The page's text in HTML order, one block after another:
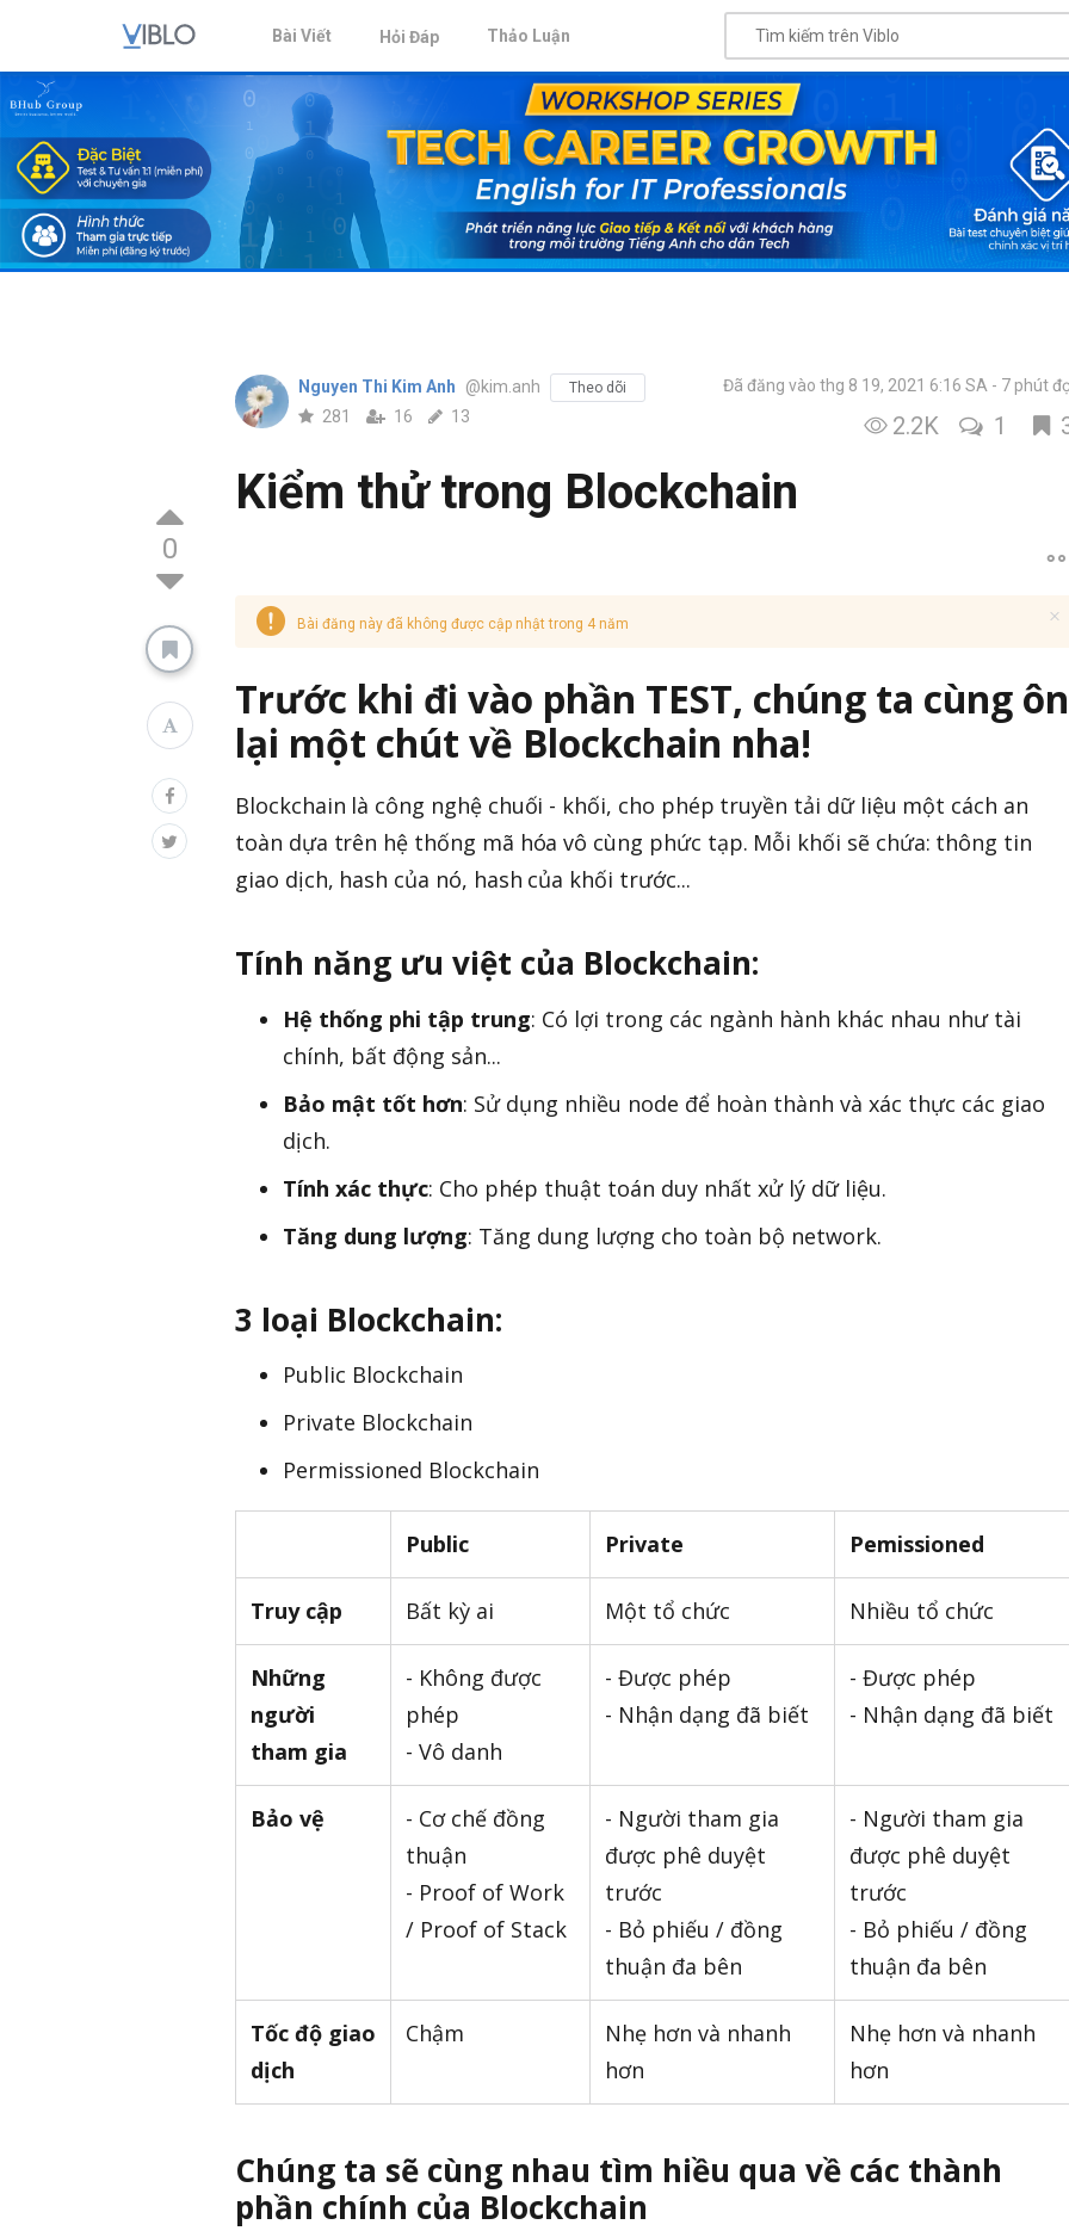
Bài Viết Hỏi Đáp Thảo Luận
0
Nguyen Thi Kim Anh @kim.anh Theo dõi
281 16 13
Đã đăng vào thg 8 19, 2021 6:16 SA 7 phút
2.2K 1
Kiểm thử trong Blockchain
Bài đăng này đã không được cập nhật trong 4 năm
Trước khi đi vào phần TEST, chúng ta cùng ôn
lại một chút về Blockchain nha!
Blockchain là công nghệ chuối - khối, cho phép truyền tải dữ liệu một cách an
toàn dựa trên hệ thống mã hóa vô cùng phức tạp. Mỗi khối sẽ chứa: thông tin
giao dịch, hash của nó, hash của khối trước...
Tính năng ưu việt của Blockchain:
Hệ thống phi tập trung: Có lợi trong các ngành hành khác nhau như tài
chính, bất động sản...
Bảo mật tốt hơn: Sử dụng nhiều node để hoàn thành và xác thực các giao
dịch.
Tính xác thực: Cho phép thuật toán duy nhất xử lý dữ liệu.
Tăng dung lượng: Tăng dung lượng cho toàn bộ network.
3 loại Blockchain:
Public Blockchain
Private Blockchain
Permissioned Blockchain
Public Private Pemissioned
Truy cập Bất kỳ ai Một tổ chức Nhiều tổ chức
Những
người
tham gia
- Không được
phép
- Vô danh
- Được phép
- Nhận dạng đã biết
- Được phép
- Nhận dạng đã biết
Bảo vệ
- Cơ chế đồng
thuận
- Proof of Work
/ Proof of Stack
- Người tham gia
được phê duyệt
trước
- Bỏ phiếu / đồng
thuận đa bên
- Người tham gia
được phê duyệt
trước
- Bỏ phiếu / đồng
thuận đa bên
Tốc độ giao
dịch
Chậm
Nhẹ hơn và nhanh
hơn
Nhẹ hơn và nhanh
hơn
Chúng ta sẽ cùng nhau tìm hiều qua về các thành
phần chính của Blockchain